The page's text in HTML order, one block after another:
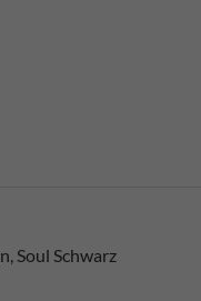
Soul Schwarz